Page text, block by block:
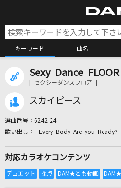
キーワード 曲名
カラオケ
全国り
Sexy Dance FLOOR
[ セクシーダンスフロア ]
スカイピース
選曲番号： 6242-24
Every Body Are you Ready?
対応カラオケコンテンツ